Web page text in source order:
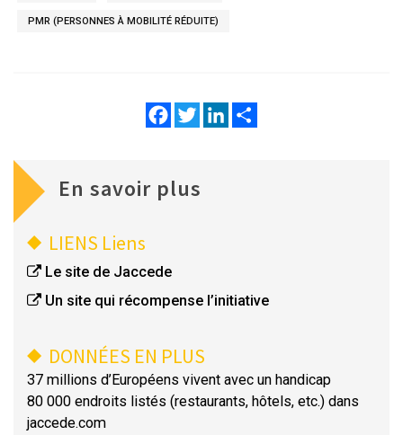
PMR (PERSONNES À MOBILITÉ RÉDUITE)
FacebookTwitterLinkedIn
En savoir plus
LIENS Liens
Le site de Jaccede
Un site qui récompense l’initiative
DONNÉES EN PLUS
37 millions d’Européens vivent avec un handicap
80 000 endroits listés (restaurants, hôtels, etc.) dans
jaccede.com